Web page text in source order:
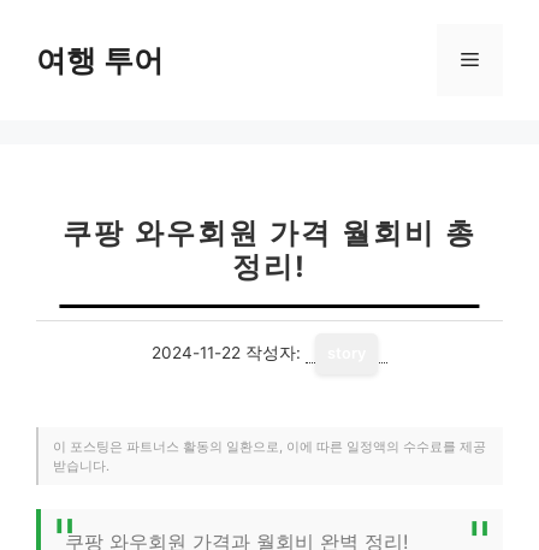
여행 투어 메
쿠팡 와우회원 가격 월회비 총
정리!
2024-11-22 작성자:
이 포스팅은 파트너스 활동의 일환으로, 이에 따른 일정액의 수수료를 제공
받습니다.
쿠팡 와우회원 가격과 월회비 완벽 정리!